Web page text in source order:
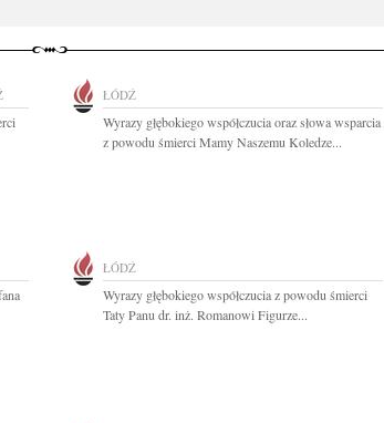
ŁÓDŹ
Wyrazy głębokiego współczucia oraz słowa wsparcia
z powodu śmierci Mamy Naszemu Koledze...
ŁÓDŹ
Wyrazy głębokiego współczucia z powodu śmierci
Taty Panu dr. inż. Romanowi Figurze...